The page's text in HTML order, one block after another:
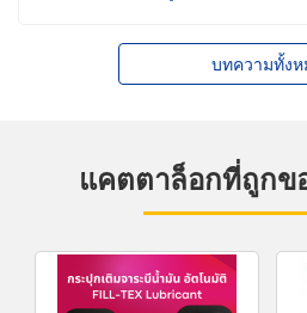
บทความทั้ง
แคตตาล็อกที่ถูกข